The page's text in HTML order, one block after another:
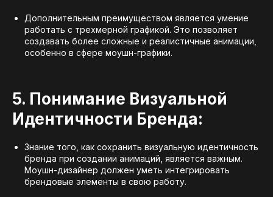
Дополнительным преимуществом является умение
работать с трехмерной графикой. Это позволяет
создавать более сложные и реалистичные анимации,
особенно в сфере моушн-графики.
5. Понимание Визуальной
Идентичности Бренда:
Знание того, как сохранить визуальную идентичность
бренда при создании анимаций, является важным.
Моушн-дизайнер должен уметь интегрировать
брендовые элементы в свою работу.